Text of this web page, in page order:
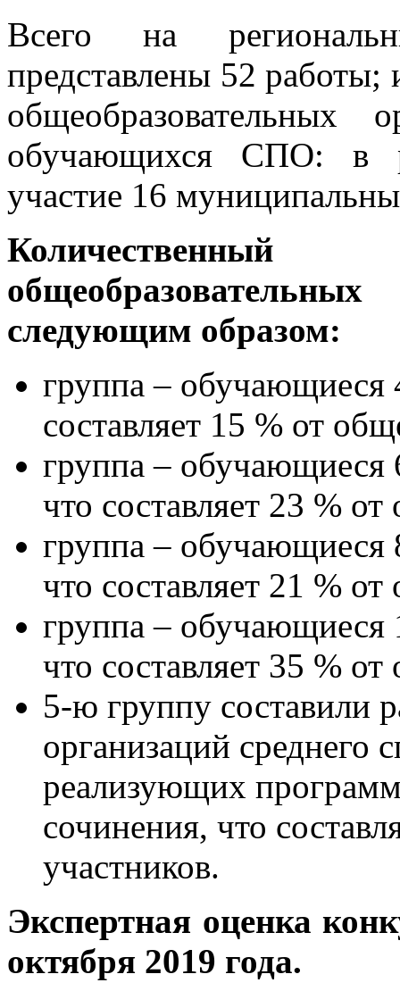
Всего на
представлены 52
обучающихся СПО: в
участие 16
Количественный
следующим образом:
группа – обучающиеся
составляет 15 % от
группа – обучающиеся
что составляет 23 %
группа – обучающиеся
что составляет 21 %
группа – обучающиеся
что составляет 35 %
5-ю группу составили
организаций среднего
реализующих
сочинения, что
участников.
Экспертная оценка
октября 2019 года.